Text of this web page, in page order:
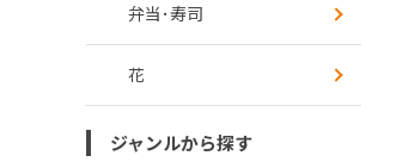
弁当･寿司
花
ジャンルから探す